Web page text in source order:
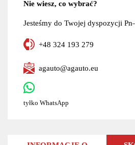
Nie wiesz, co wybrać?
Jesteśmy do Twojej dyspozycji
+48 324 193 279
agauto@agauto.eu
tyłko WhatsApp